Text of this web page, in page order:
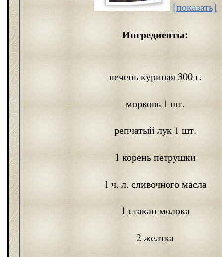
[показать]
Ингредиенты:
печень куриная 300 г.
морковь 1 шт.
репчатый лук 1 шт.
1 корень петрушки
1 ч. л. сливочного масла
1 стакан молока
2 желтка